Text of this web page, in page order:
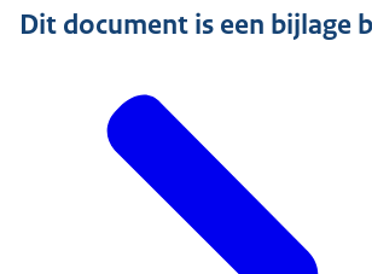
Dit document is een bijlage